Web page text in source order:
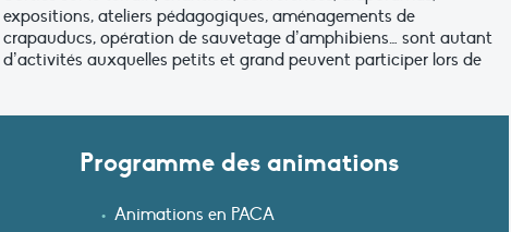
expositions, ateliers pédagogiques, aménagements de
crapauducs, opération de sauvetage d’amphibiens… sont autant
d’activités auxquelles petits et grand peuvent participer lors de
Programme des animations
Animations en PACA